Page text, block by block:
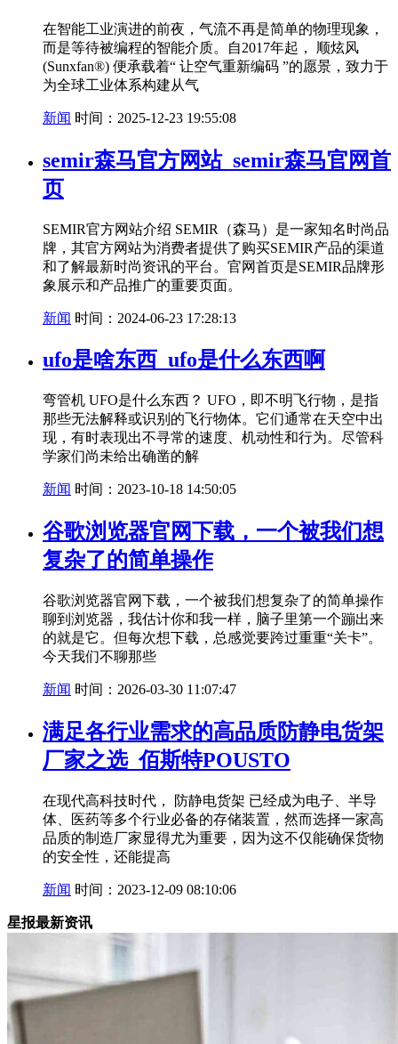
在智能工业演进的前夜，气流不再是简单的物理现象，
而是等待被编程的智能介质。自2017年起， 顺炫风
(Sunxfan®) 便承载着“ 让空气重新编码 ”的愿景，致力于
为全球工业体系构建从气
新闻 时间：2025-12-23 19:55:08
semir森马官方网站_semir森马官网首
页
SEMIR官方网站介绍 SEMIR（森马）是一家知名时尚品
牌，其官方网站为消费者提供了购买SEMIR产品的渠道
和了解最新时尚资讯的平台。官网首页是SEMIR品牌形
象展示和产品推广的重要页面。
新闻 时间：2024-06-23 17:28:13
ufo是啥东西_ufo是什么东西啊
弯管机 UFO是什么东西？ UFO，即不明飞行物，是指
那些无法解释或识别的飞行物体。它们通常在天空中出
现，有时表现出不寻常的速度、机动性和行为。尽管科
学家们尚未给出确凿的解
新闻 时间：2023-10-18 14:50:05
谷歌浏览器官网下载，一个被我们想
复杂了的简单操作
谷歌浏览器官网下载，一个被我们想复杂了的简单操作
聊到浏览器，我估计你和我一样，脑子里第一个蹦出来
的就是它。但每次想下载，总感觉要跨过重重“关卡”。
今天我们不聊那些
新闻 时间：2026-03-30 11:07:47
满足各行业需求的高品质防静电货架
厂家之选_佰斯特POUSTO
在现代高科技时代， 防静电货架 已经成为电子、半导
体、医药等多个行业必备的存储装置，然而选择一家高
品质的制造厂家显得尤为重要，因为这不仅能确保货物
的安全性，还能提高
新闻 时间：2023-12-09 08:10:06
星报最新资讯